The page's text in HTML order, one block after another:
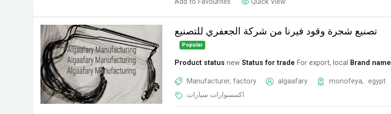
تصنيع شجرة وقود فيرنا من شركة الجعفري للتصنيع
Popular
Product status new Status for trade For export, local Brand name
Manufacturer, factory algaafary monofeya,
egypt
اكسسوارات سيارات